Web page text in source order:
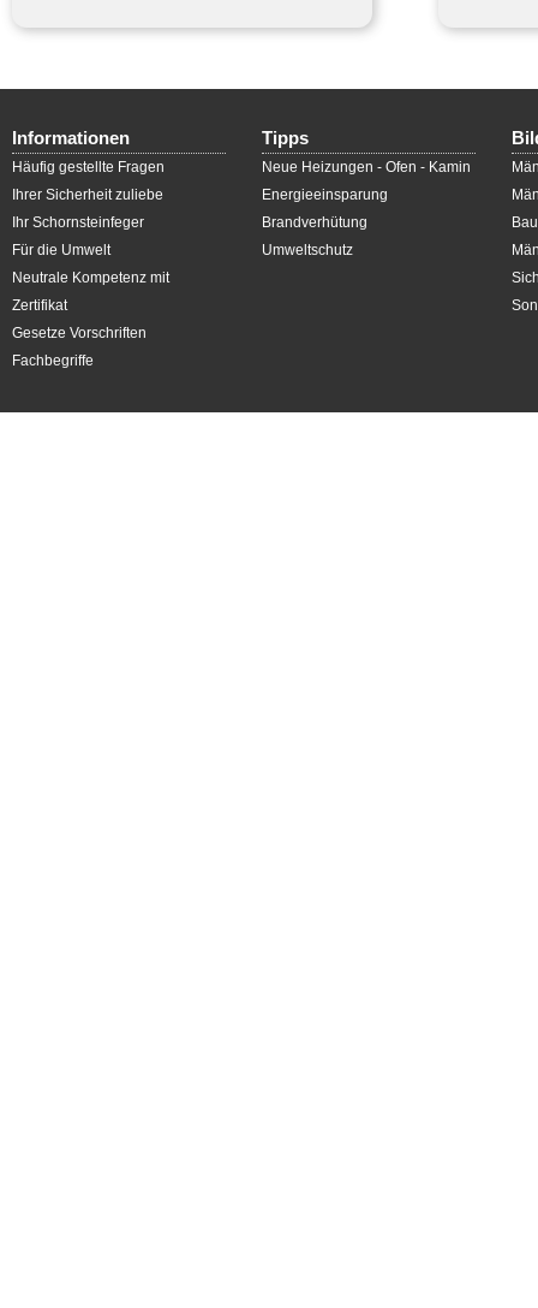
Informationen
Häufig gestellte Fragen
Ihrer Sicherheit zuliebe
Ihr Schornsteinfeger
Für die Umwelt
Neutrale Kompetenz mit
Zertifikat
Gesetze Vorschriften
Fachbegriffe
Tipps
Neue Heizungen - Ofen - Kamin
Energieeinsparung
Brandverhütung
Umweltschutz